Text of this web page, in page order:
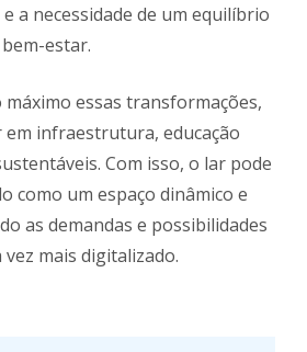
a necessidade de um equilíbrio
estar.
essas transformações,
em infraestrutura, educação
Com isso, o lar pode
como um espaço dinâmico e
as demandas e possibilidades
mais digitalizado.